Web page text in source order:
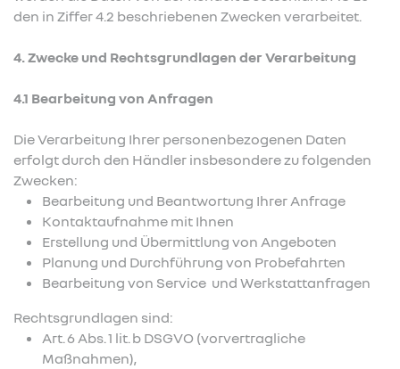
den in Ziffer 4.2 beschriebenen Zwecken verarbeitet.
4. Zwecke und Rechtsgrundlagen der Verarbeitung
4.1 Bearbeitung von Anfragen
Die Verarbeitung Ihrer personenbezogenen Daten
erfolgt durch den Händler insbesondere zu folgenden
Zwecken:
Bearbeitung und Beantwortung Ihrer Anfrage
Kontaktaufnahme mit Ihnen
Erstellung und Übermittlung von Angeboten
Planung und Durchführung von Probefahrten
Bearbeitung von Service und Werkstattanfragen
Rechtsgrundlagen sind:
Art. 6 Abs. 1 lit. b DSGVO (vorvertragliche
Maßnahmen),